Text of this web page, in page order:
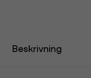
Beskrivning